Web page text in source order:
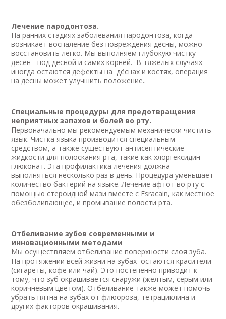
Лечение пародонтоза.
На ранних стадиях заболевания пародонтоза, когда
возникает воспаление без повреждения десны, можно
восстановить легко. Мы выполняем глубокую чистку
десен - под десной и самих корней. В тяжелых случаях
иногда остаются дефекты на дёснах и костях, операция
на десны может улучшить положение..
Специальные процедуры для предотвращения
неприятных запахов и болей во рту.
Первоначально мы рекомендуемым механически чистить
язык. Чистка языка производится специальным
средством, а также существуют антисептические
жидкости для полоскания рта, такие как хлоргексидин-
глюконат. Эта профилактика лечения должна
выполняться несколько раз в день. Процедура уменьшает
количество бактерий на языке. Лечение афтот во рту с
помощью стероидной мази вместе с Esracain, как местное
обезболивающее, и промывание полости рта.
Отбеливание зубов современными и
инновационными методами
Мы осуществляем отбеливание поверхности слоя зуба.
На протяжении всей жизни на зубах остаются красители
(сигареты, кофе или чай). Это постепенно приводит к
тому, что зуб окрашивается снаружи (желтым, серым или
коричневым цветом). Отбеливание также может помочь
убрать пятна на зубах от флюороза, тетрациклина и
других факторов окрашивания.